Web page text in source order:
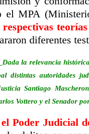
el MPA
respectivas
diferentes
Dada la relevancia
distintas autoridades
Santiago
Vottero y el Senador
Poder Judicial